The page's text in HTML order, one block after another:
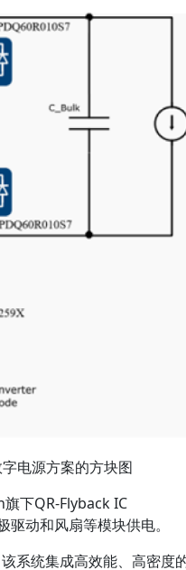
电源方案的方块图
下QR-Flyback IC
动和风扇等模块供电。
系统集成高效能、高密度